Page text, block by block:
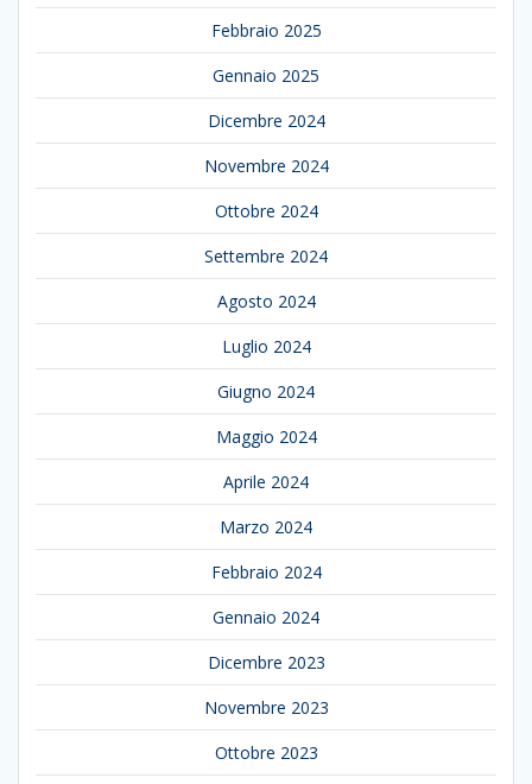
Febbraio 2025
Gennaio 2025
Dicembre 2024
Novembre 2024
Ottobre 2024
Settembre 2024
Agosto 2024
Luglio 2024
Giugno 2024
Maggio 2024
Aprile 2024
Marzo 2024
Febbraio 2024
Gennaio 2024
Dicembre 2023
Novembre 2023
Ottobre 2023